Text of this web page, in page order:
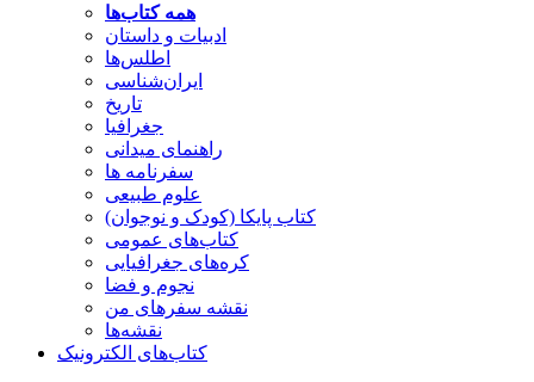
همه کتاب‌ها
ادبیات و داستان
اطلس‌ها
ایران‌شناسی
تاریخ
جغرافیا
راهنمای میدانی
سفرنامه‌ ها
علوم طبیعی
کتاب‌ پایکا (کودک و نوجوان)
کتاب‌های عمومی
کره‌های جغرافیایی
نجوم و فضا
نقشه سفرهای من
نقشه‌ها
کتاب‌های الکترونیک